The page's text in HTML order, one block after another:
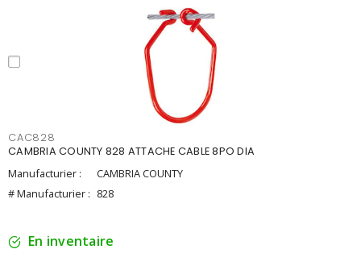
CAC828
CAMBRIA COUNTY 828 ATTACHE CABLE 8PO DIA
Manufacturier :
CAMBRIA COUNTY
# Manufacturier : 828
En inventaire